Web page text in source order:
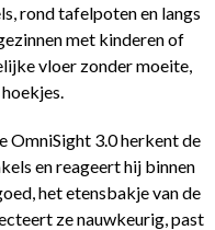
rond tafelpoten en langs
met kinderen of
vloer zonder moeite,
OmniSight 3.0 herkent de
en reageert hij binnen
het etensbakje van de
ze nauwkeurig, past